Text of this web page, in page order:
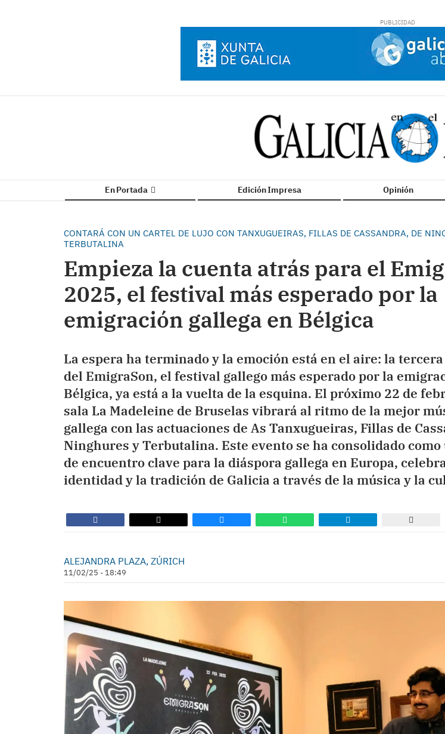
En Portada Edición Impresa Opinión
CONTARÁ CON UN CARTEL DE LUJO CON TANXUGUEIRAS, FILLAS DE CASSANDRA, DE
TERBUTALINA
Empieza la cuenta atrás para el
2025, el festival más esperado por la
emigración gallega en Bélgica
La espera ha terminado y la emoción está en el aire: la
del EmigraSon, el festival gallego más esperado por la
Bélgica, ya está a la vuelta de la esquina. El próximo 22 de
sala La Madeleine de Bruselas vibrará al ritmo de la mejor
gallega con las actuaciones de As Tanxugueiras, Fillas de
Ninghures y Terbutalina. Este evento se ha consolidado
de encuentro clave para la diáspora gallega en Europa,
identidad y la tradición de Galicia a través de la música y la
ALEJANDRA PLAZA, ZÚRICH
11/02/25 - 18:49